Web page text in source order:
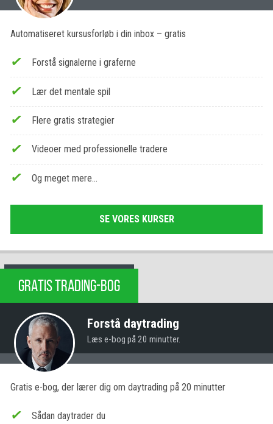
Automatiseret kursusforløb i din inbox – gratis
Forstå signalerne i graferne
Lær det mentale spil
Flere gratis strategier
Videoer med professionelle tradere
Og meget mere…
SE VORES KURSER
GRATIS TRADING-BOG
Forstå daytrading
Læs e-bog på 20 minutter.
Gratis e-bog, der lærer dig om daytrading på 20 minutter
Sådan daytrader du